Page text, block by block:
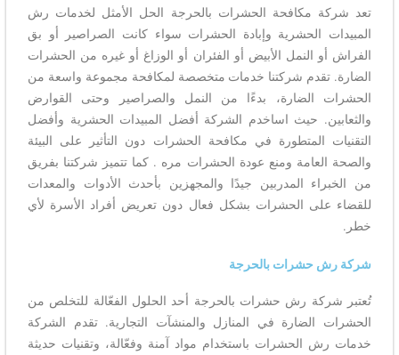
تعد شركة مكافحة الحشرات بالحرجة الحل الأمثل لخدمات رش
المبيدات الحشرية وإبادة الحشرات سواء كانت الصراصير أو بق
الفراش أو النمل الأبيض أو الفئران أو الوزاغ أو غيره من الحشرات
الضارة. تقدم شركتنا خدمات متخصصة لمكافحة مجموعة واسعة من
الحشرات الضارة، بدءًا من النمل والصراصير وحتى القوارض
والثعابين. حيث اساخدم الشركة أفضل المبيدات الحشرية وأفضل
التقنيات المتطورة في مكافحة الحشرات دون التأثير على البيئة
والصحة العامة ومنع عودة الحشرات مره . كما تتميز شركتنا بفريق
من الخبراء المدربين جيدًا والمجهزين بأحدث الأدوات والمعدات
للقضاء على الحشرات بشكل فعال دون تعريض أفراد الأسرة لأي
خطر.
شركة رش حشرات بالحرجة
تُعتبر شركة رش حشرات بالحرجة أحد الحلول الفعّالة للتخلص من
الحشرات الضارة في المنازل والمنشآت التجارية. تقدم الشركة
خدمات رش الحشرات باستخدام مواد آمنة وفعّالة، وتقنيات حديثة